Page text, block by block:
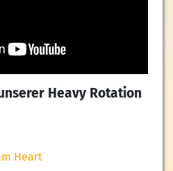
Heavy Rotation
Heart